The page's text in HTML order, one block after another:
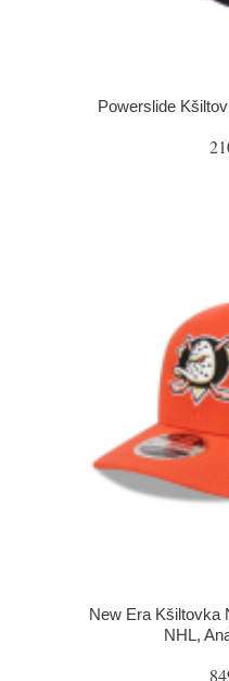
Powerslide
New Era Kšiltovka
NHL,